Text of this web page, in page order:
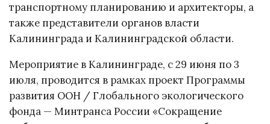
транспортному планированию и архитекторы, а
также представители органов власти
Калининграда и Калининградской области.
Мероприятие в Калининграде, с 29 июня по 3
июля, проводится в рамках проект Программы
развития ООН / Глобального экологического
фонда — Минтранса России «Сокращение